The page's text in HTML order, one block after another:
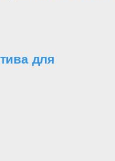
для